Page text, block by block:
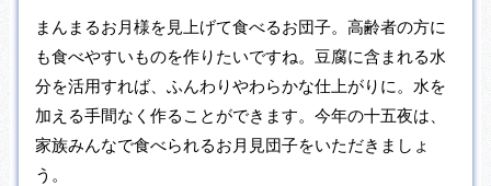
まんまるお月様を見上げて食べるお団子。高齢者の方に
も食べやすいものを作りたいですね。豆腐に含まれる水
分を活用すれば、ふんわりやわらかな仕上がりに。水を
加える手間なく作ることができます。今年の十五夜は、
家族みんなで食べられるお月見団子をいただきましょ
う。